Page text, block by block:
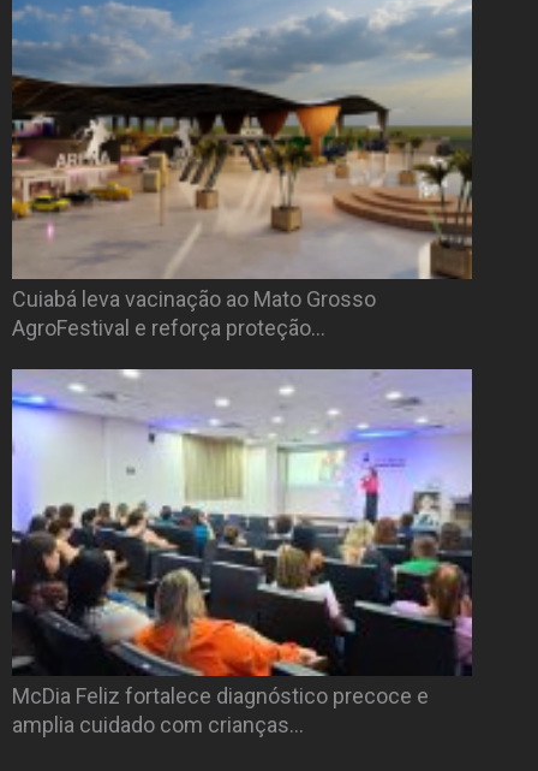
Cuiabá leva vacinação ao Mato Grosso
AgroFestival e reforça proteção…
McDia Feliz fortalece diagnóstico precoce e
amplia cuidado com crianças…